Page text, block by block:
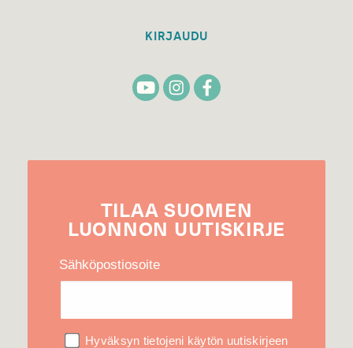
KIRJAUDU
TILAA SUOMEN
LUONNON UUTIS­KIRJE
Sähköpostiosoite
Hyväksyn tietojeni käytön uutiskirjeen